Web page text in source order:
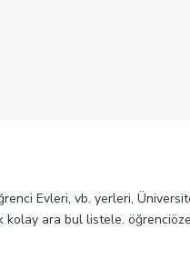
Evleri, vb. yerleri,
kolay ara bul listele.